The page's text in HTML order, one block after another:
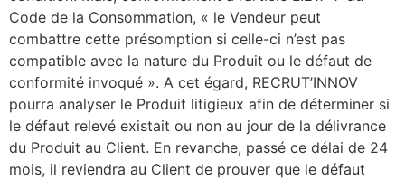
Code de la Consommation, « le Vendeur peut
combattre cette présomption si celle-ci n’est pas
compatible avec la nature du Produit ou le défaut de
conformité invoqué ». A cet égard, RECRUT’INNOV
pourra analyser le Produit litigieux afin de déterminer si
le défaut relevé existait ou non au jour de la délivrance
du Produit au Client. En revanche, passé ce délai de 24
mois, il reviendra au Client de prouver que le défaut